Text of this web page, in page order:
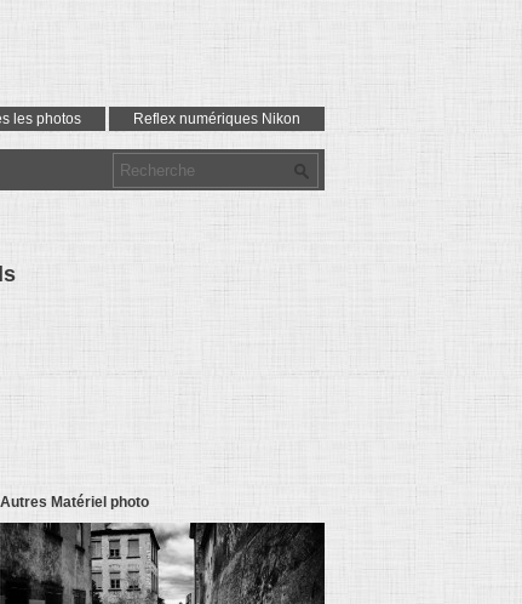
les photos Reflex numériques Nikon
Autres Matériel photo